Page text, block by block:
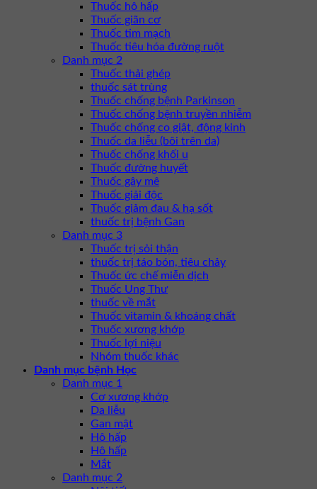
Thuốc hô hấp
Thuốc giãn cơ
Thuốc tim mạch
Thuốc tiêu hóa đường ruột
Danh mục 2
Thuốc thải ghép
thuốc sát trùng
Thuốc chống bệnh Parkinson
Thuốc chống bệnh truyền nhiễm
Thuốc chống co giật, động kinh
Thuốc da liễu (bôi trên da)
Thuốc chống khối u
Thuốc đường huyết
Thuốc gây mê
Thuốc giải độc
Thuốc giảm đau & hạ sốt
thuốc trị bệnh Gan
Danh mục 3
Thuốc trị sỏi thận
thuốc trị táo bón, tiêu chảy
Thuốc ức chế miễn dịch
Thuốc Ung Thư
thuốc về mắt
Thuốc vitamin & khoáng chất
Thuốc xương khớp
Thuốc lợi niệu
Nhóm thuốc khác
Danh mục bệnh Học
Danh mục 1
Cơ xương khớp
Da liễu
Gan mật
Hô hấp
Hô hấp
Mắt
Danh mục 2